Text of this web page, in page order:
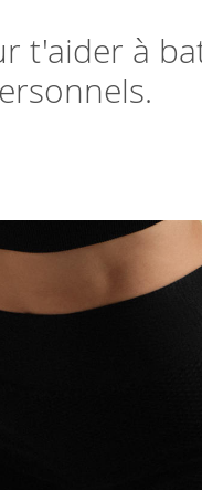
t'aider à